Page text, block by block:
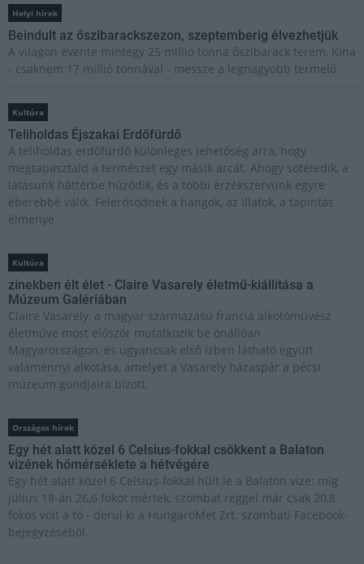
Helyi hírek
Beindult az őszibarackszezon, szeptemberig élvezhetjük
A világon évente mintegy 25 millió tonna őszibarack terem, Kína
- csaknem 17 millió tonnával - messze a legnagyobb termelő.
Kultúra
Teliholdas Éjszakai Erdőfürdő
A teliholdas erdőfürdő különleges lehetőség arra, hogy
megtapasztald a természet egy másik arcát. Ahogy sötétedik, a
látásunk háttérbe húzódik, és a többi érzékszervünk egyre
éberebbé válik. Felerősödnek a hangok, az illatok, a tapintás
élménye.
Kultúra
zínekben élt élet - Claire Vasarely életmű-kiállítása a
Múzeum Galériában
Claire Vasarely, a magyar származású francia alkotóművész
életműve most először mutatkozik be önállóan
Magyarországon, és ugyancsak első ízben látható együtt
valamennyi alkotása, amelyet a Vasarely házaspár a pécsi
múzeum gondjaira bízott.
Országos hírek
Egy hét alatt közel 6 Celsius-fokkal csökkent a Balaton
vizének hőmérséklete a hétvégére
Egy hét alatt közel 6 Celsius-fokkal hűlt le a Balaton vize: míg
július 18-án 26,6 fokot mértek, szombat reggel már csak 20,8
fokos volt a tó - derül ki a HungaroMet Zrt. szombati Facebook-
bejegyzéséből.